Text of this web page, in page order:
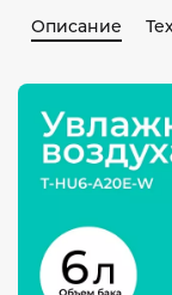
Описание